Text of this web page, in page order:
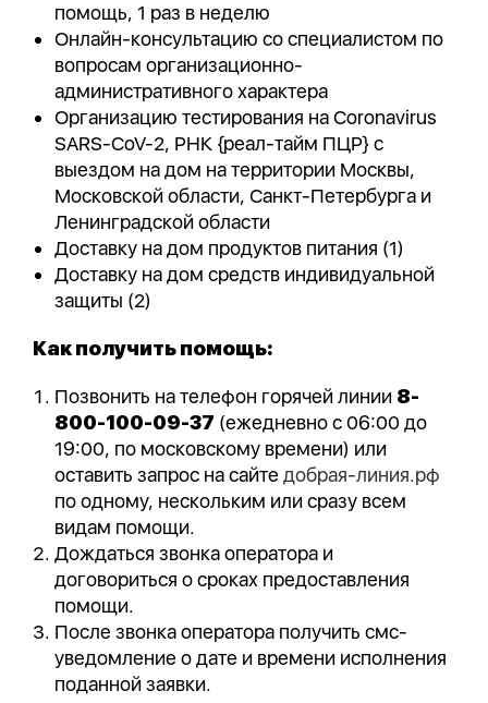
помощь, 1 раз в неделю
Онлайн-консультацию со специалистом по
вопросам организационно-
административного характера
Организацию тестирования на Coronavirus
SARS-CoV-2, РНК {реал-тайм ПЦР} с
выездом на дом на территории Москвы,
Московской области, Санкт-Петербурга и
Ленинградской области
Доставку на дом продуктов питания (1)
Доставку на дом средств индивидуальной
защиты (2)
Как получить помощь:
Позвонить на телефон горячей линии 8-
800-100-09-37 (ежедневно с 06:00 до
19:00, по московскому времени) или
оставить запрос на сайте добрая-линия.рф
по одному, нескольким или сразу всем
видам помощи.
Дождаться звонка оператора и
договориться о сроках предоставления
помощи.
После звонка оператора получить смс-
уведомление о дате и времени исполнения
поданной заявки.